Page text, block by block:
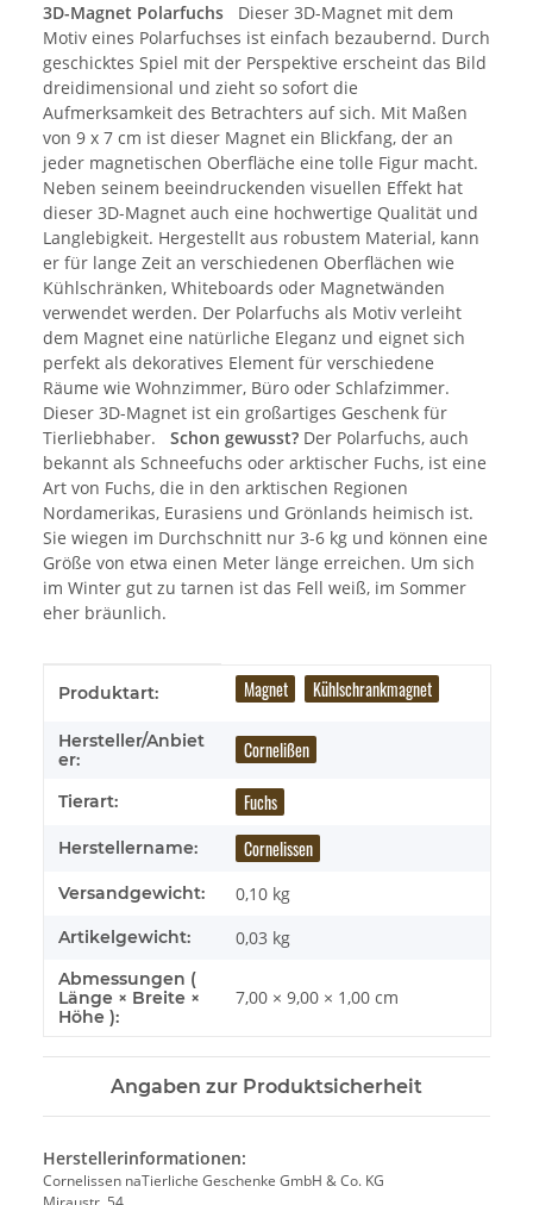
3D-Magnet Polarfuchs Dieser 3D-Magnet mit dem
Motiv eines Polarfuchses ist einfach bezaubernd. Durch
geschicktes Spiel mit der Perspektive erscheint das Bild
dreidimensional und zieht so sofort die
Aufmerksamkeit des Betrachters auf sich. Mit Maßen
von 9 x 7 cm ist dieser Magnet ein Blickfang, der an
jeder magnetischen Oberfläche eine tolle Figur macht.
Neben seinem beeindruckenden visuellen Effekt hat
dieser 3D-Magnet auch eine hochwertige Qualität und
Langlebigkeit. Hergestellt aus robustem Material, kann
er für lange Zeit an verschiedenen Oberflächen wie
Kühlschränken, Whiteboards oder Magnetwänden
verwendet werden. Der Polarfuchs als Motiv verleiht
dem Magnet eine natürliche Eleganz und eignet sich
perfekt als dekoratives Element für verschiedene
Räume wie Wohnzimmer, Büro oder Schlafzimmer.
Dieser 3D-Magnet ist ein großartiges Geschenk für
Tierliebhaber. Schon gewusst? Der Polarfuchs, auch
bekannt als Schneefuchs oder arktischer Fuchs, ist eine
Art von Fuchs, die in den arktischen Regionen
Nordamerikas, Eurasiens und Grönlands heimisch ist.
Sie wiegen im Durchschnitt nur 3-6 kg und können eine
Größe von etwa einen Meter länge erreichen. Um sich
im Winter gut zu tarnen ist das Fell weiß, im Sommer
eher bräunlich.
Produkteigenschaft
Wert
Produktart: Magnet Kühlschrankmagnet
Hersteller/Anbiet
er:
Cornelißen
Tierart: Fuchs
Herstellername: Cornelissen
Versandgewicht: 0,10 kg
Artikelgewicht: 0,03 kg
Abmessungen (
Länge × Breite ×
Höhe ):
7,00 × 9,00 × 1,00 cm
Angaben zur Produktsicherheit
Herstellerinformationen:
Cornelissen naTierliche Geschenke GmbH & Co. KG